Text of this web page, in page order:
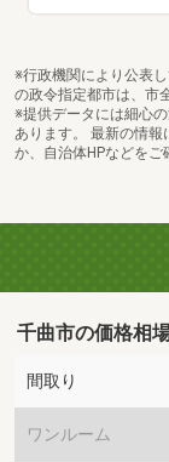
※行政機関により公表
の政令指定都市は、市
※提供データには細心
あります。 最新の情報
か、自治体HPなどをご
千曲市の価格相
間取り
ワンルーム